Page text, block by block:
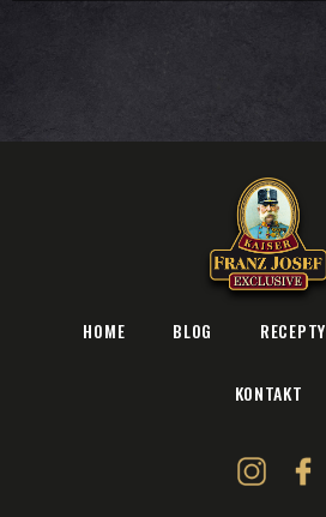
HOME BLOG RECEPTY
KONTAKT